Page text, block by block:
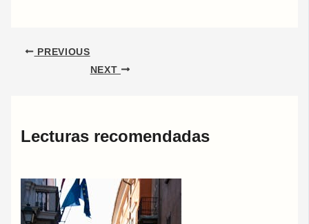
PREVIOUS
NEXT
Lecturas recomendadas